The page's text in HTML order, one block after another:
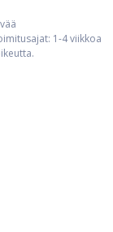
1-4 viikkoa